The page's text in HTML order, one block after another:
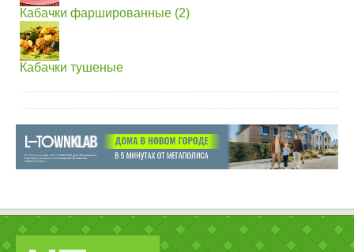
Кабачки фаршированные (2)
Кабачки тушеные